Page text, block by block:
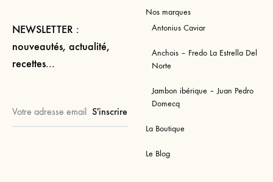
NEWSLETTER :
nouveautés, actualité,
recettes...
Nos marques
Antonius Caviar
Anchois – Fredo La Estrella Del
Norte
Jambon ibérique – Juan Pedro
Domecq
La Boutique
Le Blog